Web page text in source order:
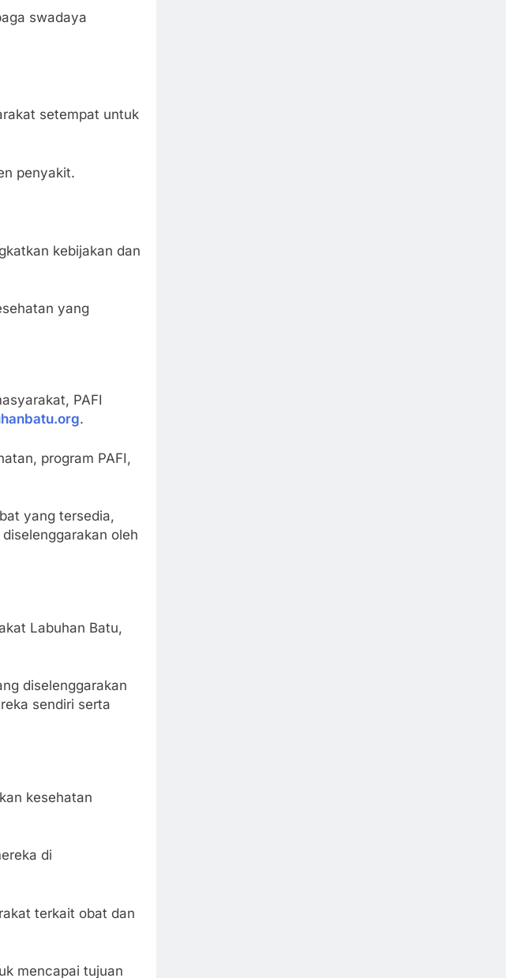
swadaya
setempat untuk
penyakit.
kebijakan dan
yang
PAFI
.
program PAFI,
yang tersedia,
oleh
Labuhan Batu,
diselenggarakan
sendiri serta
kesehatan
di
terkait obat dan
mencapai tujuan